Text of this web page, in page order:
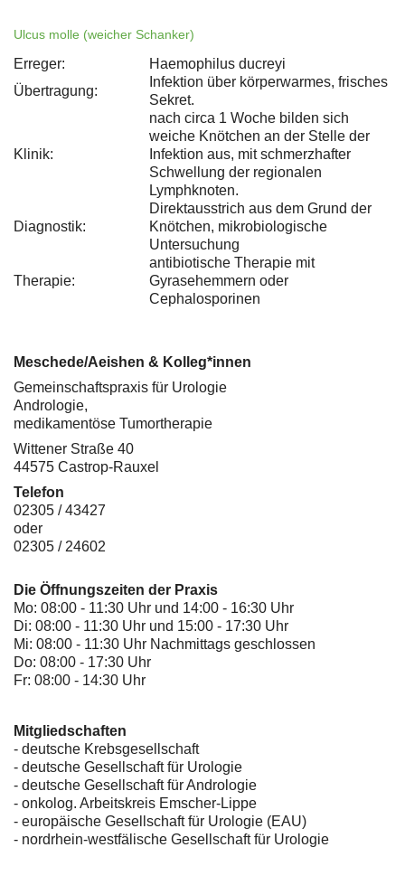
Ulcus molle (weicher Schanker)
Erreger:
Haemophilus ducreyi
Übertragung:
Infektion über körperwarmes, frisches
Sekret.
Klinik:
nach circa 1 Woche bilden sich
weiche Knötchen an der Stelle der
Infektion aus, mit schmerzhafter
Schwellung der regionalen
Lymphknoten.
Diagnostik:
Direktausstrich aus dem Grund der
Knötchen, mikrobiologische
Untersuchung
Therapie:
antibiotische Therapie mit
Gyrasehemmern oder
Cephalosporinen
Meschede/Aeishen & Kolleg*innen
Gemeinschaftspraxis für Urologie
Andrologie,
medikamentöse Tumortherapie
Wittener Straße 40
44575 Castrop-Rauxel
Telefon
02305 / 43427
oder
02305 / 24602
Die Öffnungszeiten der Praxis
Mo: 08:00 - 11:30 Uhr und 14:00 - 16:30 Uhr
Di: 08:00 - 11:30 Uhr und 15:00 - 17:30 Uhr
Mi: 08:00 - 11:30 Uhr Nachmittags geschlossen
Do: 08:00 - 17:30 Uhr
Fr: 08:00 - 14:30 Uhr
Mitgliedschaften
- deutsche Krebsgesellschaft
- deutsche Gesellschaft für Urologie
- deutsche Gesellschaft für Andrologie
- onkolog. Arbeitskreis Emscher-Lippe
- europäische Gesellschaft für Urologie (EAU)
- nordrhein-westfälische Gesellschaft für Urologie